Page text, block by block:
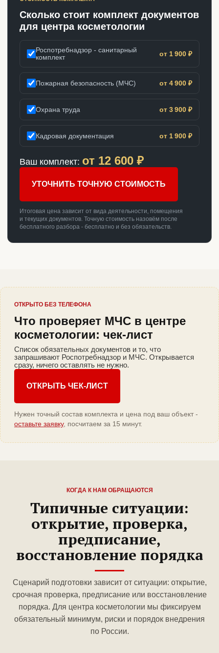
Сколько стоит комплект документов
для центра косметологии
Роспотребнадзор - санитарный
комплект
от 1 900 ₽
Пожарная безопасность (МЧС) от 4 900 ₽
Охрана труда от 3 900 ₽
Кадровая документация от 1 900 ₽
Ваш комплект: от 12 600 ₽
УТОЧНИТЬ ТОЧНУЮ СТОИМОСТЬ
Итоговая цена зависит от вида деятельности, помещения
и текущих документов. Точную стоимость назовём после
бесплатного разбора - бесплатно и без обязательств.
ОТКРЫТО БЕЗ ТЕЛЕФОНА
Что проверяет МЧС в центре
косметологии: чек-лист
Список обязательных документов и то, что
запрашивают Роспотребнадзор и МЧС. Открывается
сразу, ничего оставлять не нужно.
ОТКРЫТЬ ЧЕК-ЛИСТ
Нужен точный состав комплекта и цена под ваш объект -
оставьте заявку, посчитаем за 15 минут.
КОГДА К НАМ ОБРАЩАЮТСЯ
Типичные ситуации:
открытие, проверка,
предписание,
восстановление порядка
Сценарий подготовки зависит от ситуации: открытие,
срочная проверка, предписание или восстановление
порядка. Для центра косметологии мы фиксируем
обязательный минимум, риски и порядок внедрения
по России.